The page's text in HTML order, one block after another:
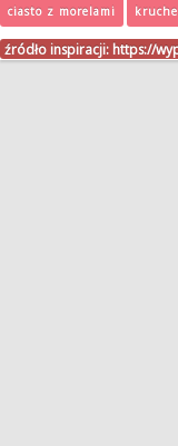
ciasto z morelami
źródło inspiracji: https://